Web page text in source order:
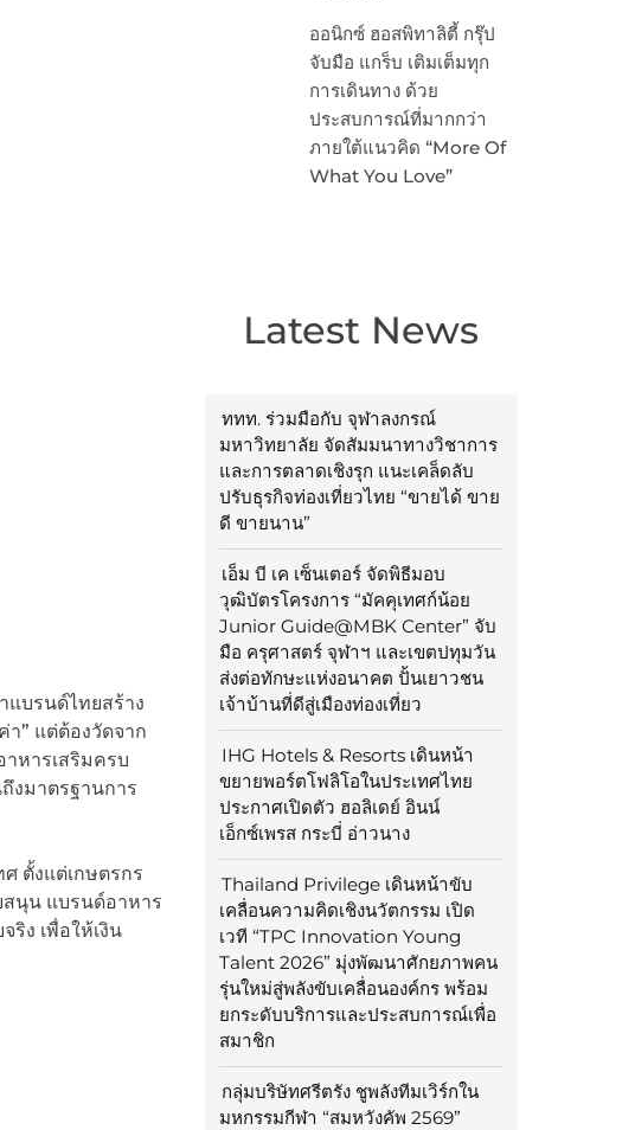
ออนิกซ์ ฮอสพิทาลิตี้ กรุ๊ป
จับมือ แกร็บ เติมเต็มทุก
การเดินทาง ด้วย
ประสบการณ์ที่มากกว่า
ภายใต้แนวคิด “More Of
What You Love”
Latest News
ททท. ร่วมมือกับ จุฬาลงกรณ์
มหาวิทยาลัย จัดสัมมนาทางวิชาการ
และการตลาดเชิงรุก แนะเคล็ดลับ
ปรับธุรกิจท่องเที่ยวไทย “ขายได้ ขาย
ดี ขายนาน”
เอ็ม บี เค เซ็นเตอร์ จัดพิธีมอบ
วุฒิบัตรโครงการ “มัคคุเทศก์น้อย
Junior Guide@MBK Center” จับ
มือ ครุศาสตร์ จุฬาฯ และเขตปทุมวัน
ส่งต่อทักษะแห่งอนาคต ปั้นเยาวชน
เจ้าบ้านที่ดีสู่เมืองท่องเที่ยว
IHG Hotels & Resorts เดินหน้า
ขยายพอร์ตโฟลิโอในประเทศไทย
ประกาศเปิดตัว ฮอลิเดย์ อินน์
เอ็กซ์เพรส กระบี่ อ่าวนาง
Thailand Privilege เดินหน้าขับ
เคลื่อนความคิดเชิงนวัตกรรม เปิด
เวที “TPC Innovation Young
Talent 2026” มุ่งพัฒนาศักยภาพคน
รุ่นใหม่สู่พลังขับเคลื่อนองค์กร พร้อม
ยกระดับบริการและประสบการณ์เพื่อ
สมาชิก
กลุ่มบริษัทศรีตรัง ชูพลังทีมเวิร์กใน
มหกรรมกีฬา “สมหวังคัพ 2569”
แบรนด์ไทยสร้าง
า” แต่ต้องวัดจาก
หารเสริมครบ
งมาตรฐานการ
ตั้งแต่เกษตรกร
นุน แบรนด์อาหาร
ง เพื่อให้เงิน